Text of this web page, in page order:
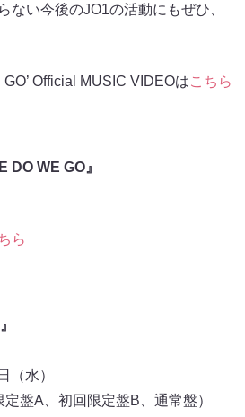
ない今後のJO1の活動にもぜひ、
Official MUSIC VIDEOはこちら
DO WE GO』
ら
（水）
盤A、初回限定盤B、通常盤）